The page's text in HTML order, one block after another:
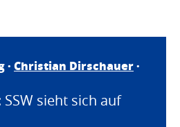
· Christian Dirschauer·
sieht sich auf